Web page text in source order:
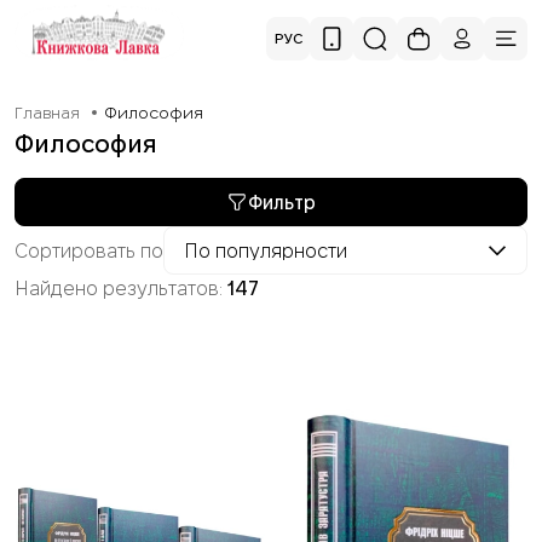
РУС
Главная Философия
Философия
Найдено результатов: 147
Сортировать по По популярности
Фильтр